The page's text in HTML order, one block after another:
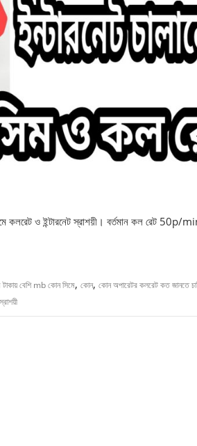
ও ইন্টারনেট স্রাশয়ী। বর্তমান কল রেট 50p/
বেশি mb কোন সিমে, কোন, কোন অপারেটর কলরেট কত জানতে
স্রাশয়ী